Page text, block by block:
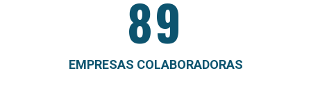
89
EMPRESAS COLABORADORAS